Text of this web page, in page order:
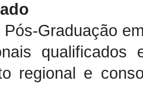
Graduação
regional e